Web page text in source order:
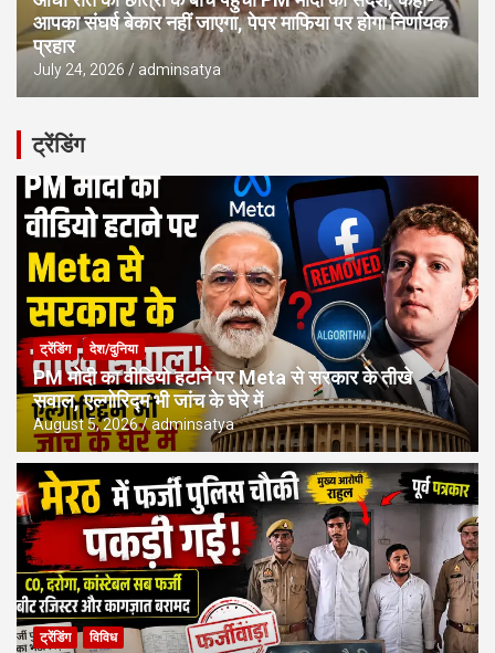
आपका संघर्ष बेकार नहीं जाएगा, पेपर माफिया पर होगा निर्णायक
प्रहार
July 24, 2026 adminsatya
ट्रेंडिंग
ट्रेंडिंग देश/दुनिया
PM मोदी का वीडियो हटाने पर Meta से सरकार के तीखे
सवाल, एल्गोरिद्म भी जांच के घेरे में
August 5, 2026 adminsatya
ट्रेंडिंग विविध